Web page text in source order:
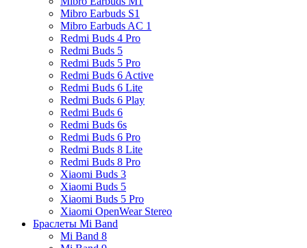
Mibro Earbuds S1
Mibro Earbuds AC 1
Redmi Buds 4 Pro
Redmi Buds 5
Redmi Buds 5 Pro
Redmi Buds 6 Active
Redmi Buds 6 Lite
Redmi Buds 6 Play
Redmi Buds 6
Redmi Buds 6s
Redmi Buds 6 Pro
Redmi Buds 8 Lite
Redmi Buds 8 Pro
Xiaomi Buds 3
Xiaomi Buds 5
Xiaomi Buds 5 Pro
Xiaomi OpenWear Stereo
Браслеты Mi Band
Mi Band 8